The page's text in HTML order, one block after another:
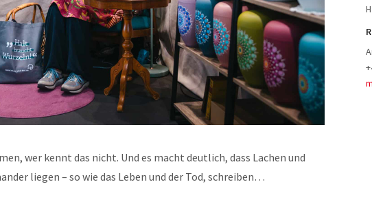
wer kennt das nicht. Und es macht deutlich, dass Lachen und
liegen – so wie das Leben und der Tod, schreiben…